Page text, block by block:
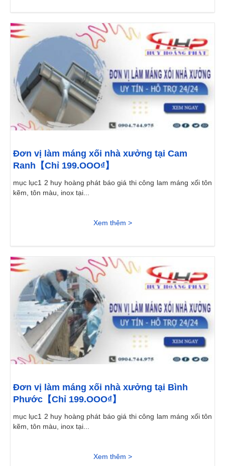
Đơn vị làm máng xối nhà xưởng tại Cam
Ranh【Chỉ 199.OOO₫】
mục lục1 2 huy hoàng phát báo giá thi công lam máng xối tôn
kẽm, tôn màu, inox tại...
Xem thêm >
Đơn vị làm máng xối nhà xưởng tại Bình
Phước【Chỉ 199.OOO₫】
mục lục1 2 huy hoàng phát báo giá thi công lam máng xối tôn
kẽm, tôn màu, inox tại...
Xem thêm >